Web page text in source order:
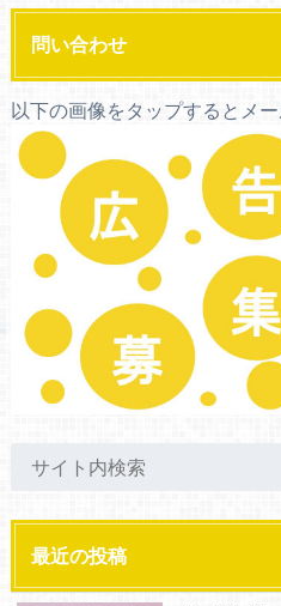
問い合わせ
以下の画像をタップするとメー
最近の投稿